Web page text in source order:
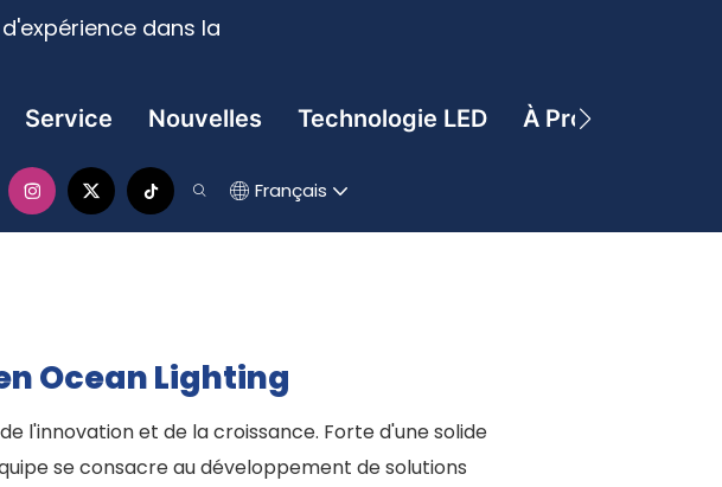
dans la
Service Nouvelles Technologie LED À Propos De
Français
Ocean Lighting
l'innovation et de la croissance. Forte d'une solide
se consacre au développement de solutions